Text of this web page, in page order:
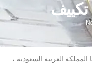
المملكة العربية السعودية ،